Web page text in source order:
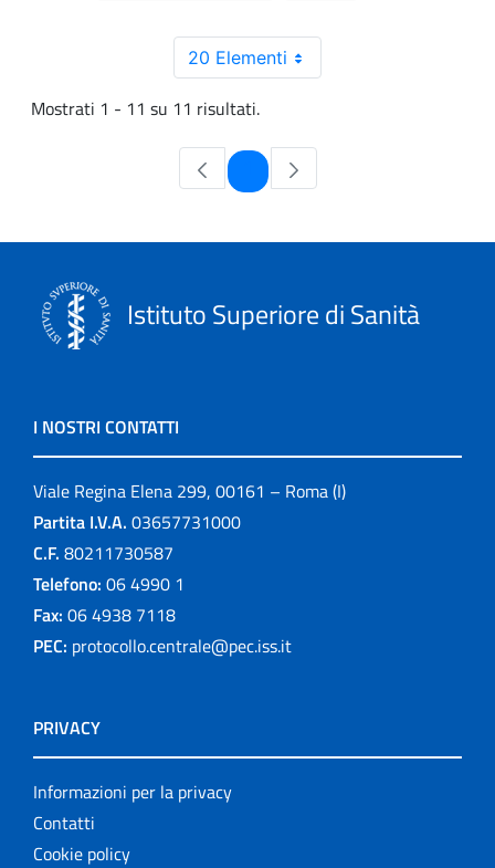
20 Elementi
Mostrati 1 - 11 su 11 risultati.
Pagina
Istituto Superiore di Sanità
I NOSTRI CONTATTI
Viale Regina Elena 299, 00161 – Roma (I)
Partita I.V.A. 03657731000
C.F. 80211730587
Telefono: 06 4990 1
Fax: 06 4938 7118
PEC: protocollo.centrale@pec.iss.it
PRIVACY
Informazioni per la privacy
Contatti
Cookie policy